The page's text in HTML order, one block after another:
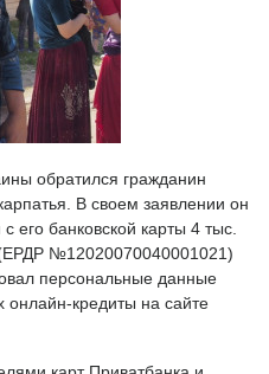
обратился гражданин
В своем заявлении он
его банковской карты 4 тыс.
№12020070040001021)
персональные данные
кредиты на сайте